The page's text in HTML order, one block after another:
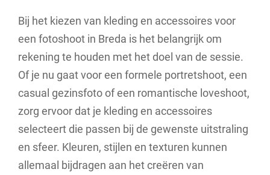
Bij het kiezen van kleding en accessoires voor
een fotoshoot in Breda is het belangrijk om
rekening te houden met het doel van de sessie.
Of je nu gaat voor een formele portretshoot, een
casual gezinsfoto of een romantische loveshoot,
zorg ervoor dat je kleding en accessoires
selecteert die passen bij de gewenste uitstraling
en sfeer. Kleuren, stijlen en texturen kunnen
allemaal bijdragen aan het creëren van